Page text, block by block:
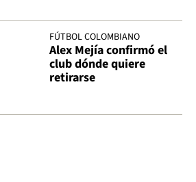
FÚTBOL COLOMBIANO
Alex Mejía confirmó el
club dónde quiere
retirarse